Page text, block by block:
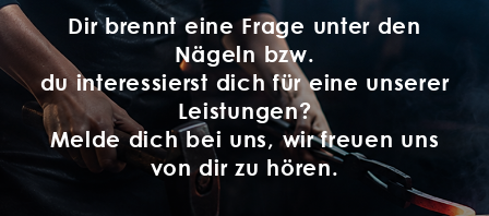
Dir brennt eine Frage unter den
Nägeln bzw.
du interessierst dich für eine unserer
Leistungen?
Melde dich bei uns, wir freuen uns
von dir zu hören.